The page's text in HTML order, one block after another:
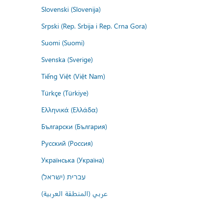
Slovenski (Slovenija)
Srpski (Rep. Srbija i Rep. Crna Gora)
Suomi (Suomi)
Svenska (Sverige)
Tiếng Việt (Việt Nam)
Türkçe (Türkiye)
Ελληνικά (Ελλάδα)
Български (България)
Русский (Россия)
Українська (Україна)
עברית (ישראל)
عربي (المنطقة العربية)